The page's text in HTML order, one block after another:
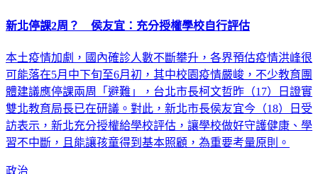
新北停課2周？ 侯友宜：充分授權學校自行評估
本土疫情加劇，國內確診人數不斷攀升，各界預估疫情洪峰很
可能落在5月中下旬至6月初，其中校園疫情嚴峻，不少教育團
體建議應停課兩周「避難」，台北市長柯文哲昨（17）日證實
雙北教育局長已在研議。對此，新北市長侯友宜今（18）日受
訪表示，新北充分授權給學校評估，讓學校做好守護健康、學
習不中斷，且能讓孩童得到基本照顧，為重要考量原則。
政治